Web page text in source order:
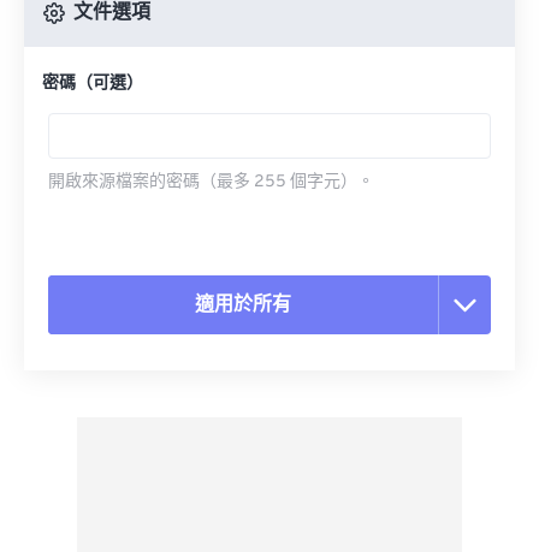
文件選項
密碼（可選）
開啟來源檔案的密碼（最多 255 個字元）。
適用於所有